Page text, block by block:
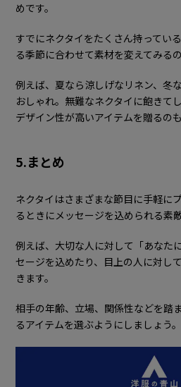
めです。
すでにネクタイをたくさん持ってい
る季節に合わせて素材を変えてみる
例えば、夏なら涼しげなリネン、冬
おしゃれ。無難なネクタイに飽きて
デザイン性が高いアイテムを贈るの
5.まとめ
ネクタイはさまざまな節目に手軽に
るときにメッセージを込められる素
例えば、大切な人に対して「あなた
セージを込めたり、目上の人に対し
きます。
相手の年齢、立場、関係性などを踏
るアイテムを選ぶようにしましょう。